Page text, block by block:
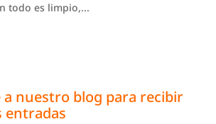
todo es limpio,...
a nuestro blog para recibir
entradas